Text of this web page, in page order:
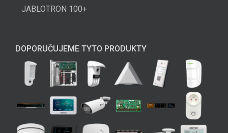
JABLOTRON 100+
DOPORUČUJEME TYTO PRODUKTY